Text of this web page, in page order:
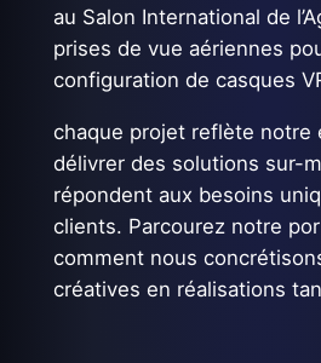
au Salon International de
prises de vue aériennes
configuration de casques
chaque projet reflète notre
délivrer des solutions sur-
répondent aux besoins
clients. Parcourez notre
comment nous
créatives en réalisations